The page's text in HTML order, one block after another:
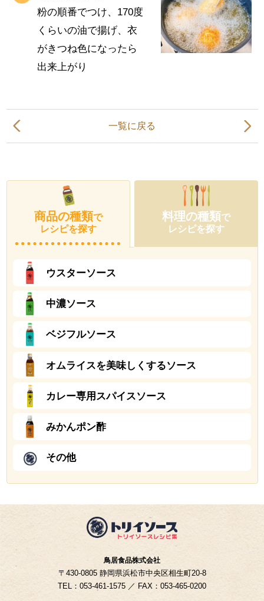
商品の種類で
レシピを探す
料理の種類で
レシピを探す
ウスターソース
中濃ソース
ベジフルソース
オムライスを美味しくするソース
カレー専用スパイスソース
みかんポン酢
その他
粉の順番でつけ、170度
くらいの油で揚げ、衣
がきつね色になったら
出来上がり
一覧に戻る
鳥居食品株式会社
〒430-0805 静岡県浜松市中央区相生町20-8
TEL：053-461-1575 ／ FAX：053-465-0200